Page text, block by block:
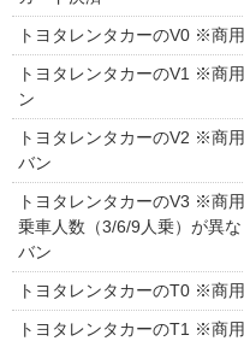
トヨタレンタカーのV0 ※商
トヨタレンタカーのV1 ※商
ン
トヨタレンタカーのV2 ※商
バン
トヨタレンタカーのV3 ※商
乗車人数（3/6/9人乗）が異
バン
トヨタレンタカーのT0 ※商
トヨタレンタカーのT1 ※商